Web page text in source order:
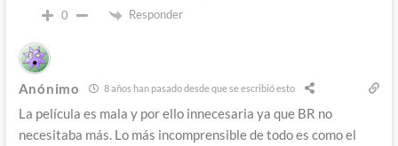
0 Responder
Anónimo 8 años han pasado desde que se escribió esto
La película es mala y por ello innecesaria ya que BR no
necesitaba más. Lo más incomprensible de todo es como el